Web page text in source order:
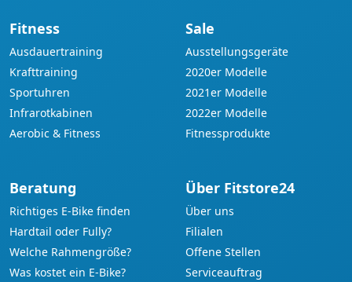
Fitness
Ausdauertraining
Krafttraining
Sportuhren
Infrarotkabinen
Aerobic & Fitness
Sale
Ausstellungsgeräte
2020er Modelle
2021er Modelle
2022er Modelle
Fitnessprodukte
Beratung
Richtiges E-Bike finden
Hardtail oder Fully?
Welche Rahmengröße?
Was kostet ein E-Bike?
Über Fitstore24
Über uns
Filialen
Offene Stellen
Serviceauftrag